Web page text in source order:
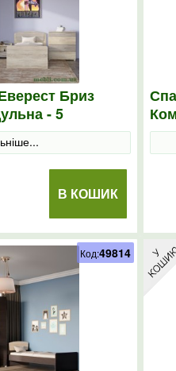
Бриз
- 5
трюфель
В КОШИК
Код:49814